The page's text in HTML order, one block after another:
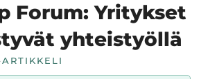
Forum: Yritykset
yhteistyöllä
ARTIKKELI